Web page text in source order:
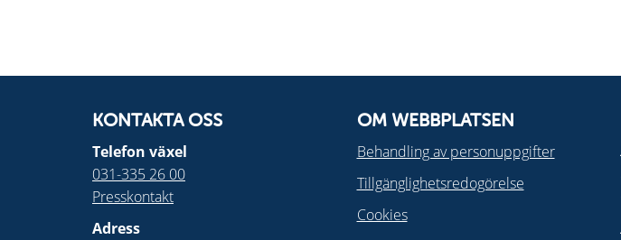
KONTAKTA OSS
Telefon växel
031-335 26 00
Presskontakt
Adress
OM WEBBPLATSEN
Behandling av personuppgifter
Tillgänglighetsredogörelse
Cookies